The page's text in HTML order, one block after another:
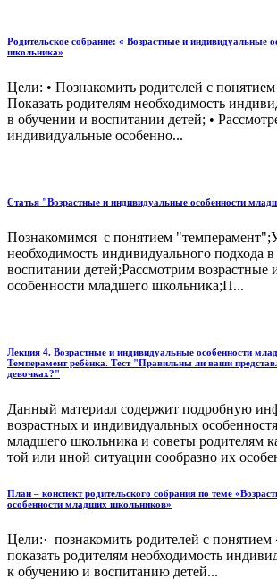
Родительское собрание: « Возрастные и индивидуальные
школьника»
Цели: • Познакомить родителей с
Показать родителям необходимость
в обучении и воспитании детей; •
индивидуальные особенно...
Статья "Возрастные и индивидуальные особенности
Познакомимся с понятием
необходимость индивидуального подхода
воспитании детей;Рассмотрим возрастные
особенности младшего школьника;П...
Лекция 4. Возрастные и индивидуальные особенности
Темперамент ребёнка. Тест "Правильны ли ваши
девочках?"
Данный материал содержит подробную
возрастных и индивидуальных
младшего школьника и советы родителям
той или иной ситуации сообразно их
План – конспект родительского собрания по теме
особенности младших школьников»
Цели:· познакомить родителей с понятием
показать родителям необходимость
к обучению и воспитанию детей...